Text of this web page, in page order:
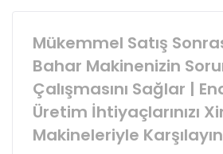
Mükemmel Satış
Bahar Makinenizin
Çalışmasını Sağlar |
Üretim İhtiyaçlarınızı
Makineleriyle Karşılayın